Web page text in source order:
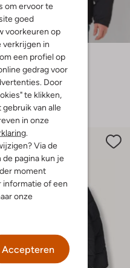
om ervoor te
goed
voorkeuren op
verkrijgen in
een profiel op
gedrag voor
Door
te klikken,
van alle
in onze
.
Via de
pagina kun je
moment
informatie of een
onze
Accepteren
Laatste items
-30%
Lyle & Scott
Jack
€ 179,95 € 125,99
+ meer kleuren